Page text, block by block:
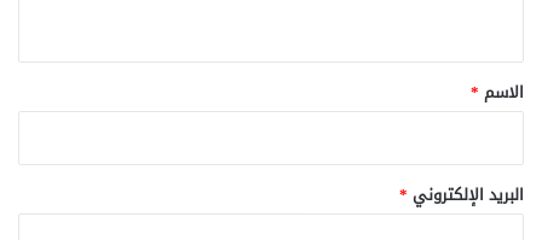
*
الاسم *
البريد الإلكتروني *